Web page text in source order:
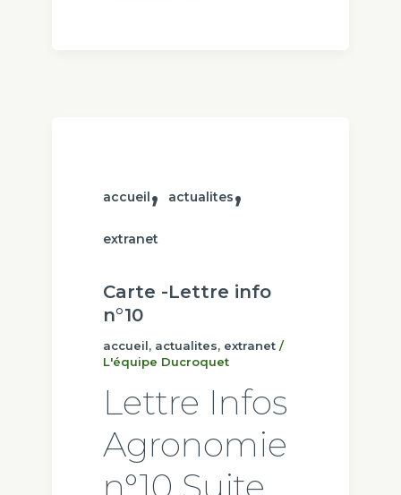
accueil, actualites,
extranet
Carte -Lettre info
n°10
accueil, actualites, extranet /
L'équipe Ducroquet
Lettre Infos
Agronomie
n°10 Suite,